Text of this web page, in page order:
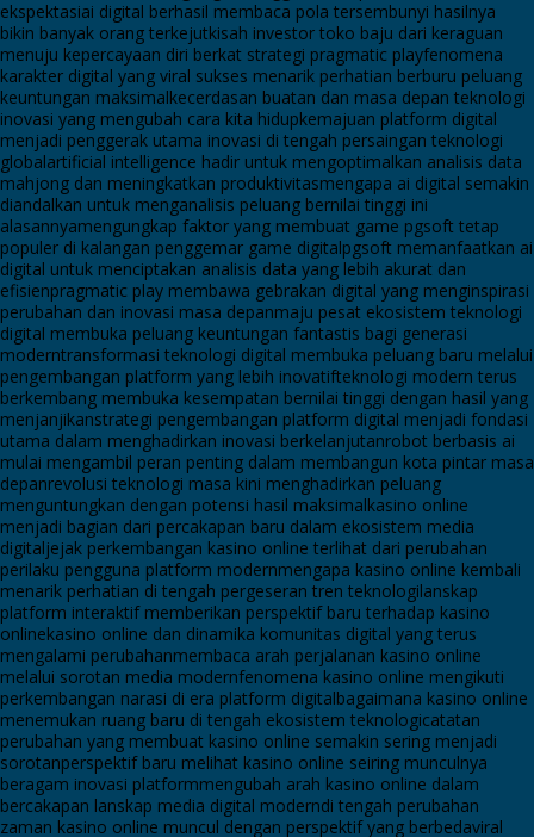
ekspektasiai digital berhasil membaca pola tersembunyi hasilnya
bikin banyak orang terkejutkisah investor toko baju dari keraguan
menuju kepercayaan diri berkat strategi pragmatic playfenomena
karakter digital yang viral sukses menarik perhatian berburu peluang
keuntungan maksimalkecerdasan buatan dan masa depan teknologi
inovasi yang mengubah cara kita hidupkemajuan platform digital
menjadi penggerak utama inovasi di tengah persaingan teknologi
globalartificial intelligence hadir untuk mengoptimalkan analisis data
mahjong dan meningkatkan produktivitasmengapa ai digital semakin
diandalkan untuk menganalisis peluang bernilai tinggi ini
alasannyamengungkap faktor yang membuat game pgsoft tetap
populer di kalangan penggemar game digitalpgsoft memanfaatkan ai
digital untuk menciptakan analisis data yang lebih akurat dan
efisienpragmatic play membawa gebrakan digital yang menginspirasi
perubahan dan inovasi masa depanmaju pesat ekosistem teknologi
digital membuka peluang keuntungan fantastis bagi generasi
moderntransformasi teknologi digital membuka peluang baru melalui
pengembangan platform yang lebih inovatifteknologi modern terus
berkembang membuka kesempatan bernilai tinggi dengan hasil yang
menjanjikanstrategi pengembangan platform digital menjadi fondasi
utama dalam menghadirkan inovasi berkelanjutanrobot berbasis ai
mulai mengambil peran penting dalam membangun kota pintar masa
depanrevolusi teknologi masa kini menghadirkan peluang
menguntungkan dengan potensi hasil maksimalkasino online
menjadi bagian dari percakapan baru dalam ekosistem media
digitaljejak perkembangan kasino online terlihat dari perubahan
perilaku pengguna platform modernmengapa kasino online kembali
menarik perhatian di tengah pergeseran tren teknologilanskap
platform interaktif memberikan perspektif baru terhadap kasino
onlinekasino online dan dinamika komunitas digital yang terus
mengalami perubahanmembaca arah perjalanan kasino online
melalui sorotan media modernfenomena kasino online mengikuti
perkembangan narasi di era platform digitalbagaimana kasino online
menemukan ruang baru di tengah ekosistem teknologicatatan
perubahan yang membuat kasino online semakin sering menjadi
sorotanperspektif baru melihat kasino online seiring munculnya
beragam inovasi platformmengubah arah kasino online dalam
bercakapan lanskap media digital moderndi tengah perubahan
zaman kasino online muncul dengan perspektif yang berbedaviral